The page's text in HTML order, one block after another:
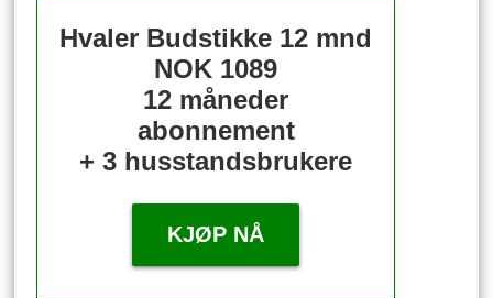
Hvaler Budstikke 12 mnd
NOK 1089
12 måneder
abonnement
+ 3 husstandsbrukere
KJØP NÅ